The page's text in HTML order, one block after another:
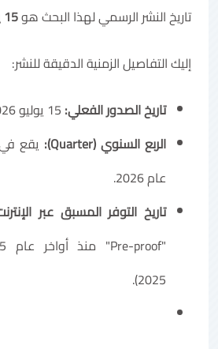
تاريخ النشر الرسمي لهذا البحث هو15 يوليو 2026
إليك التفاصيل الزمنية الدقيقة للنشر:
تاريخ الصدور الفعلي:
الربع السنوي (Quarter):
يقع
عام 2026.
تاريخ التوفر المسبق عبر
2025).